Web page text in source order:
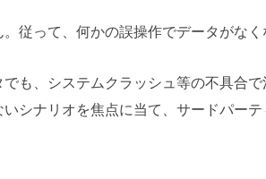
従って、何かの誤操作でデータがなく
も、システムクラッシュ等の不具合で
シナリオを焦点に当て、サードパー